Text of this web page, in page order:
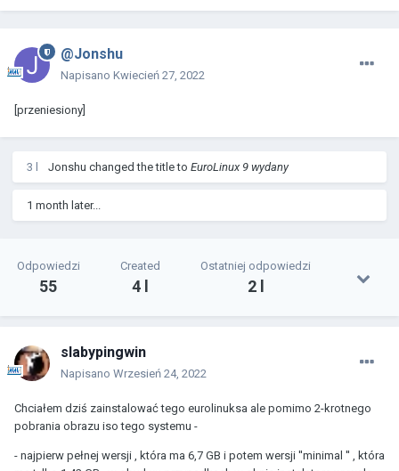
@Jonshu
Napisano Kwiecień 27, 2022
[przeniesiony]
3 l Jonshu changed the title to EuroLinux 9 wydany
1 month later...
Odpowiedzi
55
Created
4 l
Ostatniej odpowiedzi
2 l
slabypingwin
Napisano Wrzesień 24, 2022
Chciałem dziś zainstalować tego eurolinuksa ale pomimo 2-krotnego
pobrania obrazu iso tego systemu -
- najpierw pełnej wersji , która ma 6,7 GB i potem wersji ''minimal '' , która